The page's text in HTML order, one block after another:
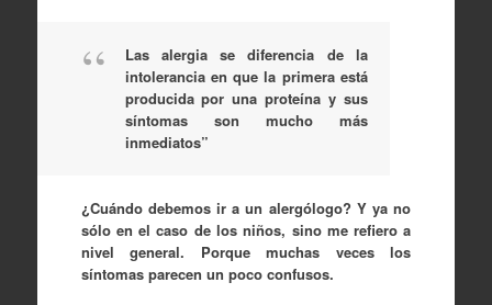
Las alergia se diferencia de la
intolerancia en que la primera está
producida por una proteína y sus
síntomas son mucho más
inmediatos”
¿Cuándo debemos ir a un alergólogo? Y ya no
sólo en el caso de los niños, sino me refiero a
nivel general. Porque muchas veces los
síntomas parecen un poco confusos.